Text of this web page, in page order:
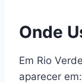
Onde
Em Rio
aparecer em: